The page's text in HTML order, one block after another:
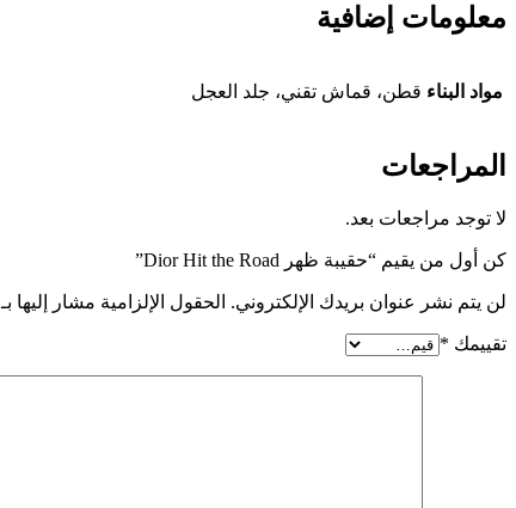
معلومات إضافية
مواد البناء قطن، قماش تقني، جلد العجل
المراجعات
لا توجد مراجعات بعد.
كن أول من يقيم “حقيبة ظهر Dior Hit the Road”
لن يتم نشر عنوان بريدك الإلكتروني. الحقول الإلزامية مشار إليها بـ
تقييمك *